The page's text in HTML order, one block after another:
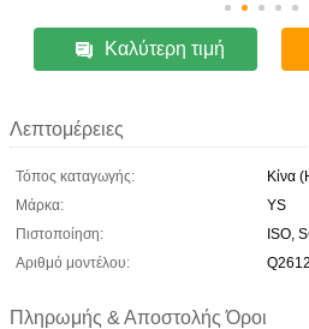
Καλύτερη τιμή
Λεπτομέρειες
Τόπος καταγωγής:
Κίνα
Μάρκα:
YS
Πιστοποίηση:
ISO,
Αριθμό μοντέλου:
Πληρωμής & Αποστολής Όροι